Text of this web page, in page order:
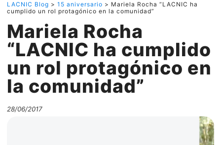
LACNIC Blog > 15 aniversario > Mariela Rocha “LACNIC ha
cumplido un rol protagónico en la comunidad”
Mariela Rocha
“LACNIC ha cumplido
un rol protagónico en
la comunidad”
28/06/2017